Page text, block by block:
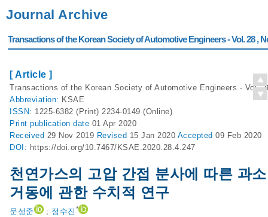
Journal Archive
Transactions of the Korean Society of Automotive Engineers - Vol. 28 ,
[ Article ]
Transactions of the Korean Society of Automotive Engineers - Vol.
Abbreviation: KSAE
ISSN: 1225-6382 (Print) 2234-0149 (Online)
Print publication date 01 Apr 2020
Received 29 Nov 2019 Revised 15 Jan 2020 Accepted 09 Feb 2020
DOI: https://doi.org/10.7467/KSAE.2020.28.4.247
천연가스의 고압 간접 분사에 따른 과
거동에 관한 수치적 연구
문성준 ; 정수진 *